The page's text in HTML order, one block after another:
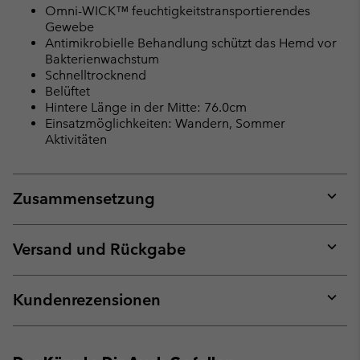
Omni-WICK™ feuchtigkeitstransportierendes
Gewebe
Antimikrobielle Behandlung schützt das Hemd vor
Bakterienwachstum
Schnelltrocknend
Belüftet
Hintere Länge in der Mitte: 76.0cm
Einsatzmöglichkeiten: Wandern, Sommer
Aktivitäten
Zusammensetzung
or
Versand und Rückgabe
or
Kundenrezensionen
or